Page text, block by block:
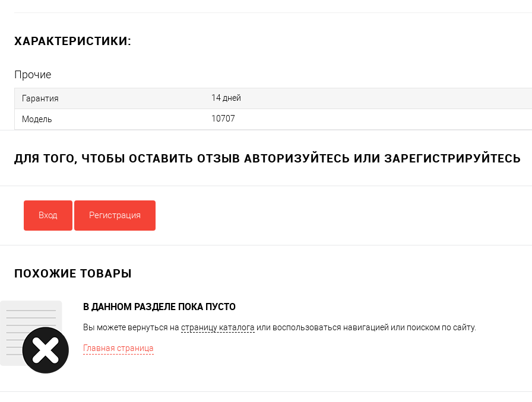
ХАРАКТЕРИСТИКИ:
Прочие
Гарантия 14 дней
Модель 10707
ДЛЯ ТОГО, ЧТОБЫ ОСТАВИТЬ ОТЗЫВ АВТОРИЗУЙТЕСЬ ИЛИ ЗАРЕГИСТРИРУЙТЕСЬ
Вход Регистрация
ПОХОЖИЕ ТОВАРЫ
В ДАННОМ РАЗДЕЛЕ ПОКА ПУСТО
Вы можете вернуться на страницу каталога или воспользоваться навигацией или поиском по сайту.
Главная страница